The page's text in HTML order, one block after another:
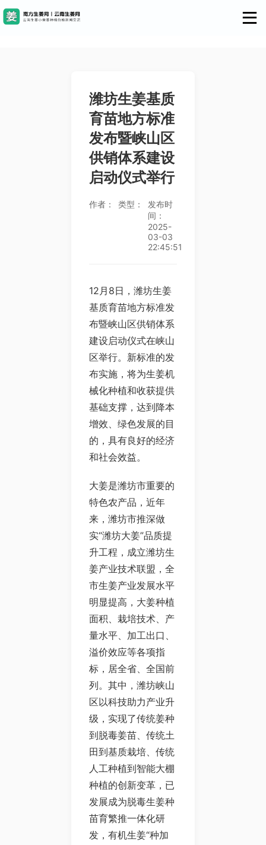
潍坊生姜基质
育苗地方标准
发布暨峡山区
供销体系建设
启动仪式举行
作者： 类型：
发布时
间：
2025-
03-03
22:45:51
12月8日，潍坊生姜
基质育苗地方标准发
布暨峡山区供销体系
建设启动仪式在峡山
区举行。新标准的发
布实施，将为生姜机
械化种植和收获提供
基础支撑，达到降本
增效、绿色发展的目
的，具有良好的经济
和社会效益。
大姜是潍坊市重要的
特色农产品，近年
来，潍坊市推深做
实“潍坊大姜”品质提
升工程，成立潍坊生
姜产业技术联盟，全
市生姜产业发展水平
明显提高，大姜种植
面积、栽培技术、产
量水平、加工出口、
溢价效应等各项指
标，居全省、全国前
列。其中，潍坊峡山
区以科技助力产业升
级，实现了传统姜种
到脱毒姜苗、传统土
田到基质栽培、传统
人工种植到智能大棚
种植的创新变革，已
发展成为脱毒生姜种
苗育繁推一体化研
发，有机生姜“种加